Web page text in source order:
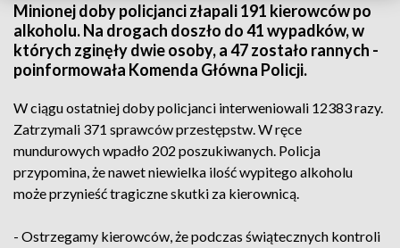
Minionej doby policjanci złapali 191 kierowców po
alkoholu. Na drogach doszło do 41 wypadków, w
których zginęły dwie osoby, a 47 zostało rannych -
poinformowała Komenda Główna Policji.
W ciągu ostatniej doby policjanci interweniowali 12383 razy.
Zatrzymali 371 sprawców przestępstw. W ręce
mundurowych wpadło 202 poszukiwanych. Policja
przypomina, że nawet niewielka ilość wypitego alkoholu
może przynieść tragiczne skutki za kierownicą.
- Ostrzegamy kierowców, że podczas świątecznych kontroli